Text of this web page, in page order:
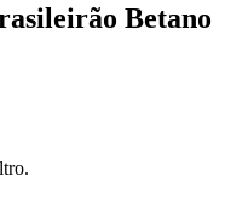
Betano